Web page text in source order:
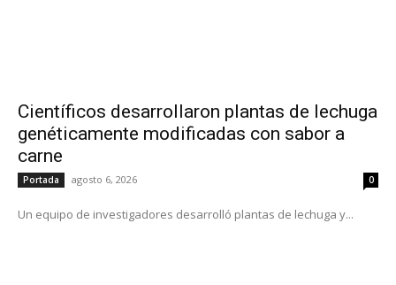
Científicos desarrollaron plantas de lechuga
genéticamente modificadas con sabor a
carne
Portada agosto 6, 2026 0
Un equipo de investigadores desarrolló plantas de lechuga y...